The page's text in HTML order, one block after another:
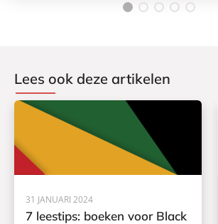
Lees ook deze artikelen
31 JANUARI 2024
7 leestips: boeken voor Black